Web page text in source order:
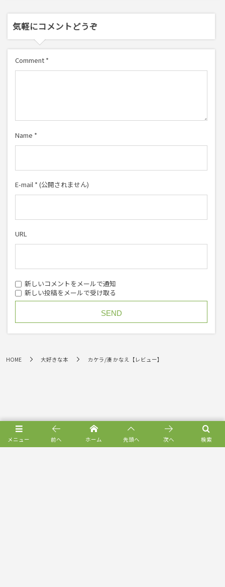
気軽にコメントどうぞ
Comment *
Name *
E-mail * (公開されません)
URL
新しいコメントをメールで通知
新しい投稿をメールで受け取る
HOME 大好きな本 カケラ/湊 かなえ【レビュー】
メニュー 検索
前へ ホーム 先頭へ 次へ